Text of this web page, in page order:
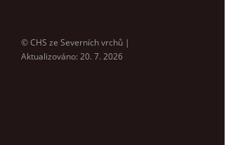
© CHS ze Severních vrchů |
Aktualizováno: 20. 7. 2026